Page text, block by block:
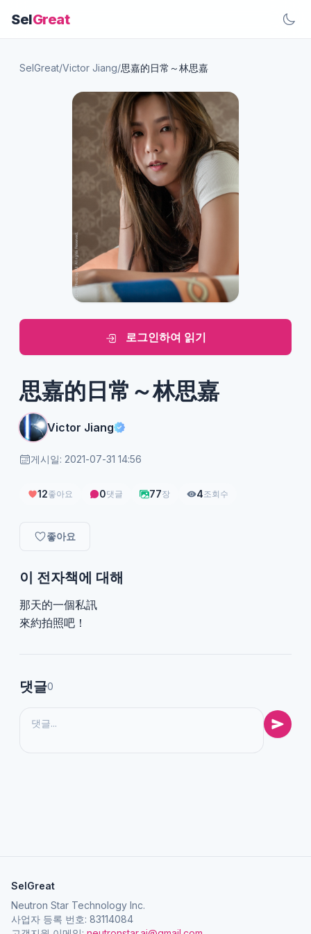
SelGreat
SelGreat/Victor Jiang/思嘉的日常～林思嘉
로그인하여 읽기
思嘉的日常～林思嘉
Victor Jiang
게시일: 2021-07-31 14:56
12좋아요 0댓글 77장 4조회수
좋아요
이 전자책에 대해
那天的一個私訊
來約拍照吧！
댓글0
SelGreat
Neutron Star Technology Inc.
사업자 등록 번호: 83114084